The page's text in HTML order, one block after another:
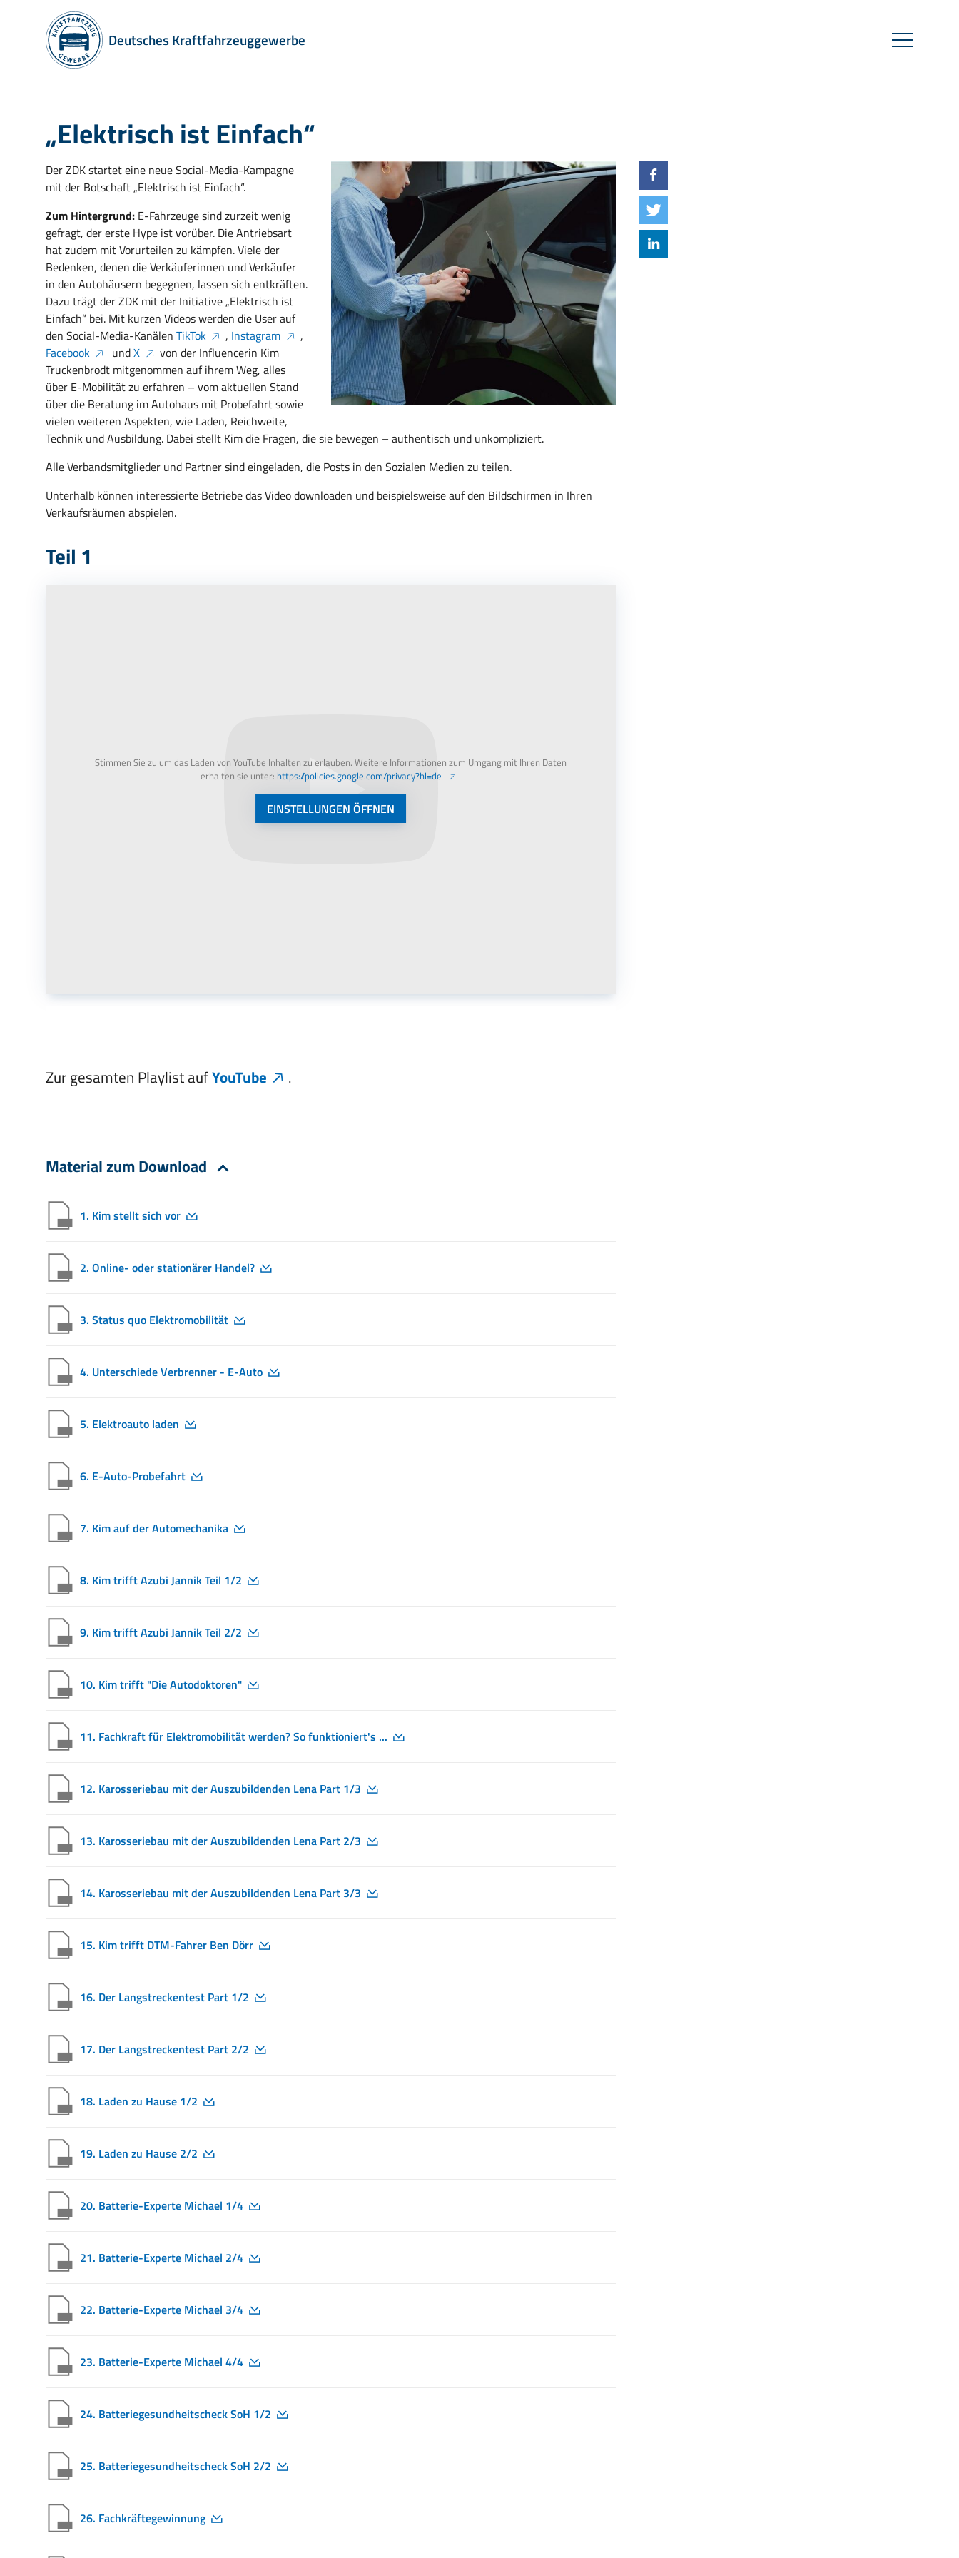
Deutsches Kraftfahrzeuggewerbe
„Elektrisch ist Einfach“
Der ZDK startet eine neue Social-Media-Kampagne
mit der Botschaft „Elektrisch ist Einfach“.
Zum Hintergrund: E-Fahrzeuge sind zurzeit wenig
gefragt, der erste Hype ist vorüber. Die Antriebsart
hat zudem mit Vorurteilen zu kämpfen. Viele der
Bedenken, denen die Verkäuferinnen und Verkäufer
in den Autohäusern begegnen, lassen sich entkräften.
Dazu trägt der ZDK mit der Initiative „Elektrisch ist
Einfach“ bei. Mit kurzen Videos werden die User auf
den Social-Media-Kanälen TikTok , Instagram
,
Facebook
undX
von der Influencerin Kim
Truckenbrodt mitgenommen auf ihrem Weg, alles
über E-Mobilität zu erfahren – vom aktuellen Stand
über die Beratung im Autohaus mit Probefahrt sowie
vielen weiteren Aspekten, wie Laden, Reichweite,
Technik und Ausbildung. Dabei stellt Kim die Fragen, die sie bewegen – authentisch und unkompliziert.
Alle Verbandsmitglieder und Partner sind eingeladen, die Posts in den Sozialen Medien zu teilen.
Unterhalb können interessierte Betriebe das Video downloaden und beispielsweise auf den Bildschirmen in Ihren
Verkaufsräumen abspielen.
Teil 1
Stimmen Sie zu um das Laden von YouTube Inhalten zu erlauben. Weitere Informationen zum Umgang mit Ihren Daten
erhalten sie unter: https://policies.google.com/privacy?hl=de
EINSTELLUNGEN ÖFFNEN
Zur gesamten Playlist aufYouTube .
Material zum Download
1. Kim stellt sich vor
2. Online- oder stationärer Handel?
3. Status quo Elektromobilität
4. Unterschiede Verbrenner - E-Auto
5. Elektroauto laden
6. E-Auto-Probefahrt
7. Kim auf der Automechanika
8. Kim trifft Azubi Jannik Teil 1/2
9. Kim trifft Azubi Jannik Teil 2/2
10. Kim trifft "Die Autodoktoren"
11. Fachkraft für Elektromobilität werden? So funktioniert's ...
12. Karosseriebau mit der Auszubildenden Lena Part 1/3
13. Karosseriebau mit der Auszubildenden Lena Part 2/3
14. Karosseriebau mit der Auszubildenden Lena Part 3/3
15. Kim trifft DTM-Fahrer Ben Dörr
16. Der Langstreckentest Part 1/2
17. Der Langstreckentest Part 2/2
18. Laden zu Hause 1/2
19. Laden zu Hause 2/2
20. Batterie-Experte Michael 1/4
21. Batterie-Experte Michael 2/4
22. Batterie-Experte Michael 3/4
23. Batterie-Experte Michael 4/4
24. Batteriegesundheitscheck SoH 1/2
25. Batteriegesundheitscheck SoH 2/2
26. Fachkräftegewinnung